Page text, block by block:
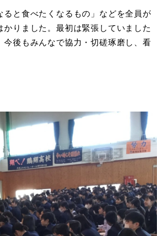
と食べたくなるもの」などを全員が
りました。最初は緊張していました
後もみんなで協力・切磋琢磨し、看